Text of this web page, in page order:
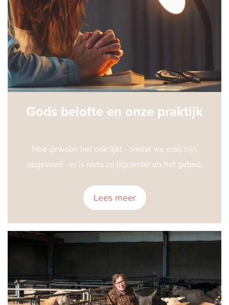
Gods belofte en onze praktijk
Hoe gewoon het ook lijkt - omdat we erbij zijn
opgevoed - er is niets zo bijzonder als het gebed.
Lees meer